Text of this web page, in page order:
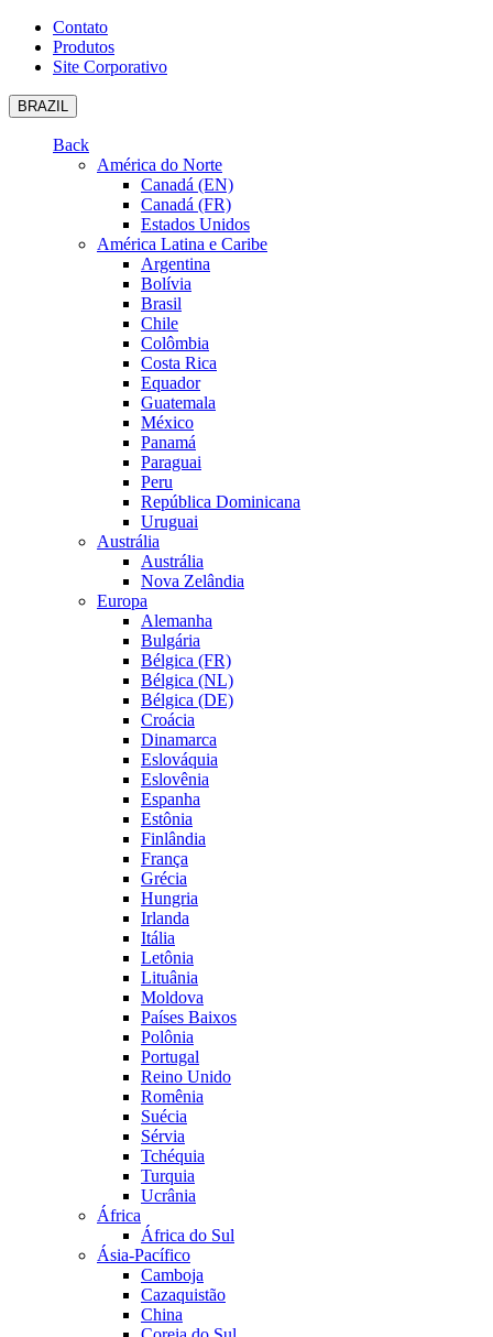
Contato
Produtos
Site Corporativo
BRAZIL
Back
América do Norte
Canadá (EN)
Canadá (FR)
Estados Unidos
América Latina e Caribe
Argentina
Bolívia
Brasil
Chile
Colômbia
Costa Rica
Equador
Guatemala
México
Panamá
Paraguai
Peru
República Dominicana
Uruguai
Austrália
Austrália
Nova Zelândia
Europa
Alemanha
Bulgária
Bélgica (FR)
Bélgica (NL)
Bélgica (DE)
Croácia
Dinamarca
Eslováquia
Eslovênia
Espanha
Estônia
Finlândia
França
Grécia
Hungria
Irlanda
Itália
Letônia
Lituânia
Moldova
Países Baixos
Polônia
Portugal
Reino Unido
Romênia
Suécia
Sérvia
Tchéquia
Turquia
Ucrânia
África
África do Sul
Ásia-Pacífico
Camboja
Cazaquistão
China